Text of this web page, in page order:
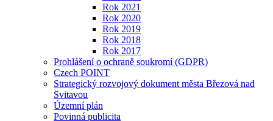
Rok 2021
Rok 2020
Rok 2019
Rok 2018
Rok 2017
Prohlášení o ochraně soukromí (GDPR)
Czech POINT
Strategický rozvojový dokument města Březová nad
Svitavou
Územní plán
Povinná publicita